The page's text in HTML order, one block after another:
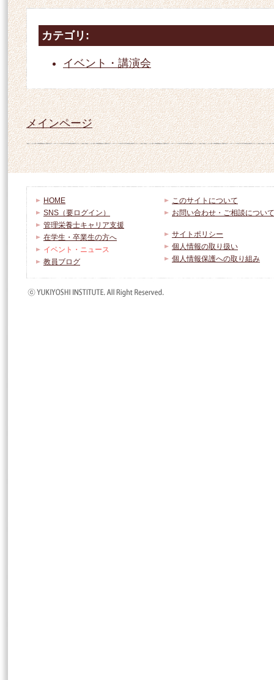
カテゴリ :
イベント・講演会
メインページ
HOME
SNS（要ログイン）
管理栄養士キャリア支援
在学生・卒業生の方へ
イベント・ニュース
教員ブログ
このサイトについて
お問い合わせ・ご相談について
サイトポリシー
個人情報の取り扱い
個人情報保護への取り組み